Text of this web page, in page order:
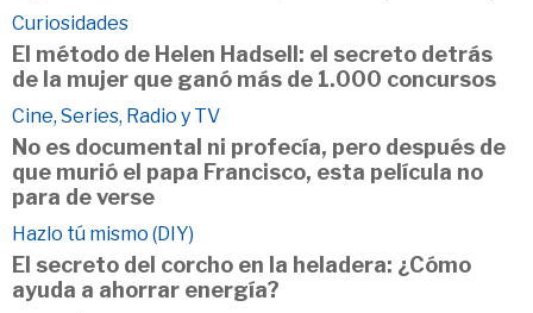
Curiosidades
El método de Helen Hadsell: el secreto detrás
de la mujer que ganó más de 1.000 concursos
Cine, Series, Radio y TV
No es documental ni profecía, pero después de
que murió el papa Francisco, esta película no
para de verse
Hazlo tú mismo (DIY)
El secreto del corcho en la heladera: ¿Cómo
ayuda a ahorrar energía?